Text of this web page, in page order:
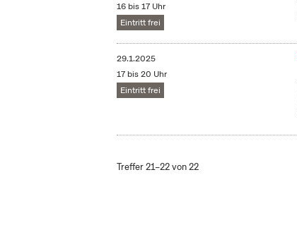
16 bis 17 Uhr
Eintritt frei
29.1.2025
17 bis 20 Uhr
Eintritt frei
Treffer 21–22 von 22